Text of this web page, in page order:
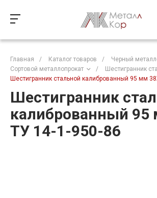
Главная / Каталог товаров / Черный
Сортовой металлопрокат
/ Шестигранник
Шестигранник стальной калиброванный 95 мм
Шестигранник
калиброванный
ТУ 14-1-950-86